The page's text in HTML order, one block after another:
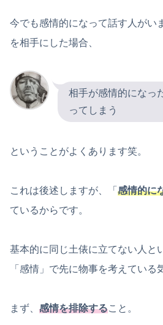
今でも感情的になって話す人がい
を相手にした場合、
相手が感情的になっ
ってしまう
ということがよくあります笑。
これは後述しますが、「 感情的に
ているからです。
基本的に同じ土俵に立てない人と
「感情」で先に物事を考えている
まず、 感情を排除すること。